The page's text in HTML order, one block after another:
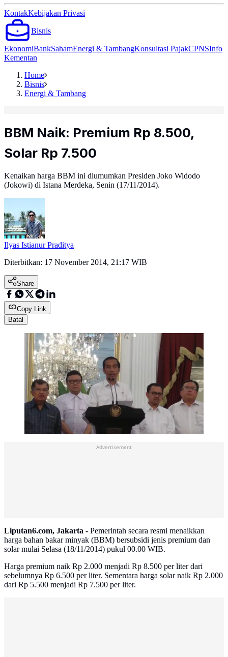
KontakKebijakan Privasi
Bisnis
EkonomiBankSahamEnergi & TambangKonsultasi PajakCPNSInfo
Kementan
Home
Bisnis
Energi & Tambang
BBM Naik: Premium Rp 8.500,
Solar Rp 7.500
Kenaikan harga BBM ini diumumkan Presiden Joko Widodo
(Jokowi) di Istana Merdeka, Senin (17/11/2014).
Ilyas Istianur Praditya
Diterbitkan: 17 November 2014, 21:17 WIB
Share
Copy Link
Batal
Advertisement
Liputan6.com, Jakarta - Pemerintah secara resmi menaikkan
harga bahan bakar minyak (BBM) bersubsidi jenis premium dan
solar mulai Selasa (18/11/2014) pukul 00.00 WIB.
Harga premium naik Rp 2.000 menjadi Rp 8.500 per liter dari
sebelumnya Rp 6.500 per liter. Sementara harga solar naik Rp 2.000
dari Rp 5.500 menjadi Rp 7.500 per liter.